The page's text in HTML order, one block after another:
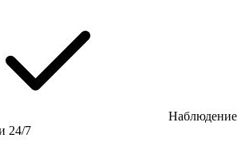
Наблюдение
24/7